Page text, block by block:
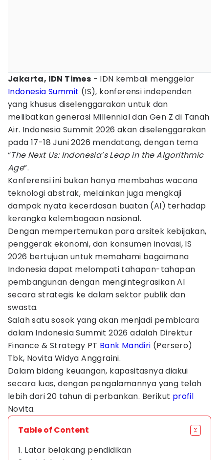
Jakarta, IDN Times - IDN kembali menggelar
Indonesia Summit (IS), konferensi independen
yang khusus diselenggarakan untuk dan
melibatkan generasi Millennial dan Gen Z di Tanah
Air. Indonesia Summit 2026 akan diselenggarakan
pada 17-18 Juni 2026 mendatang, dengan tema
“The Next Us: Indonesia’s Leap in the Algorithmic
Age”.
Konferensi ini bukan hanya membahas wacana
teknologi abstrak, melainkan juga mengkaji
dampak nyata kecerdasan buatan (AI) terhadap
kerangka kelembagaan nasional.
Dengan mempertemukan para arsitek kebijakan,
penggerak ekonomi, dan konsumen inovasi, IS
2026 bertujuan untuk memahami bagaimana
Indonesia dapat melompati tahapan-tahapan
pembangunan dengan mengintegrasikan AI
secara strategis ke dalam sektor publik dan
swasta.
Salah satu sosok yang akan menjadi pembicara
dalam Indonesia Summit 2026 adalah Direktur
Finance & Strategy PT Bank Mandiri (Persero)
Tbk, Novita Widya Anggraini.
Dalam bidang keuangan, kapasitasnya diakui
secara luas, dengan pengalamannya yang telah
lebih dari 20 tahun di perbankan. Berikut profil
Novita.
Table of Content
1. Latar belakang pendidikan